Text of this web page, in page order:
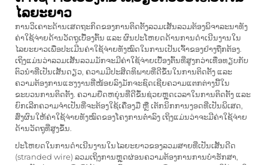
ໄລຍະຍາວ
ການວິເຄາະດ້ານເສດຖະກິດຂອງການຕິດຕັ້ງລວມເສັ້ນລວມຕ້ອງພິຈາລະນາທັງ
ຄ່າໃຊ້ຈ່າຍດ້ານວັດຖຸເບື້ອງຕົ້ນ ແລະ ຜົນປະໂຫຍດດ້ານການດຳເນີນງານໃນ
ໄລຍະຍາວເພື່ອປະເມີນຄ່າໃຊ້ຈ່າຍທັງໝົດໃນການເປັນເຈົ້າຂອງຢ່າງຖືກຕ້ອງ.
ເຖິງແມ່ນວ່າລວມເສັ້ນລວມມັກຈະມີຄ່າໃຊ້ຈ່າຍເບື້ອງຕົ້ນທີ່ສູງກວ່າເທື່ອທຽບກັບ
ຕົວນຳທີ່ເປັນເສັ້ນດຽວ, ຄວາມມີປະສິດທິພາບທີ່ດີຂຶ້ນໃນການຕິດຕັ້ງ ແລະ
ຄວາມຕ້ອງການແຮງງານທີ່ໜ້ອຍລົງມັກຈະຊົດເຊີຍຄວາມແຕກຕ່າງນີ້ໃນ
ຂະບວນການຕິດຕັ້ງ. ຄວາມຍືດຫຍຸ່ນທີ່ດີຂຶ້ນຊ່ວຍຫຼຸດເວລາໃນການຕິດຕັ້ງ ແລະ
ຍົກເລີກຄວາມຈຳເປັນທີ່ຈະຕ້ອງໃຊ້ເຄື່ອງມື ຫຼື ເຕັກນິກການງອດທີ່ເປັນພິເສດ,
ສົ່ງຜົນໃຫ້ຄ່າໃຊ້ຈ່າຍທັງໝົດຂອງໂຄງການຕ່ຳລົງ ເຖິງແມ່ນວ່າຈະມີຄ່າໃຊ້ຈ່າຍ
ດ້ານວັດຖຸທີ່ສູງຂຶ້ນ.
ປະໂຫຍດໃນການດຳເນີນງານໃນໄລຍະຍາວຂອງລວມສາຍທີ່ເປັນເສັ້ນດີດ
(stranded wire) ລວມເຖິງການຫຼຸດຜ່ອນຄວາມຕ້ອງການການບໍາຮັກສາ,